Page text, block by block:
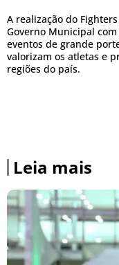
A realização do
Governo Municipal
eventos de grande
valorizam os atletas e
regiões do país.
Leia mais